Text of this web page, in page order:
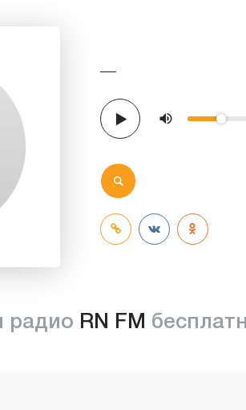
—
радио RN FM